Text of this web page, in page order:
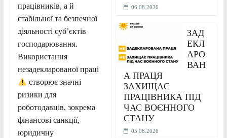
працівників, а й
стабільної та безпечної
діяльності суб’єктів
господарювання.
Використання
незадекларованої праці
створює значні
ризики для
роботодавців, зокрема
фінансові санкції,
юридичну
06.08.2026
ЗАД
ЕКЛ
АРО
ВАН
А ПРАЦЯ
ЗАХИЩАЄ
ПРАЦІВНИКА ПІД
ЧАС ВОЄННОГО
СТАНУ
05.08.2026